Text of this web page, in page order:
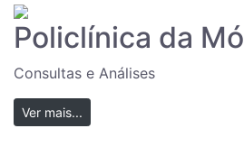
Policlínica da Mó
Consultas e Análises
Ver mais...